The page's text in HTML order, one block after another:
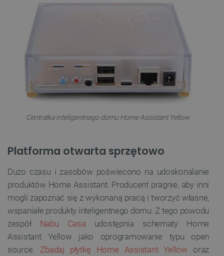
Centralka inteligentnego domu Home Assistant Yellow.
Platforma otwarta sprzętowo
Dużo czasu i zasobów poświecono na udoskonalanie
produktów Home Assistant. Producent pragnie, aby inni
mogli zapoznać się z wykonaną pracą i tworzyć własne,
wspaniałe produkty inteligentnego domu. Z tego powodu
zespół Nabu Casa udostępnia schematy Home
Assistant Yellow jako oprogramowanie typu open
source. Zbadaj płytkę Home Assistant Yellow oraz